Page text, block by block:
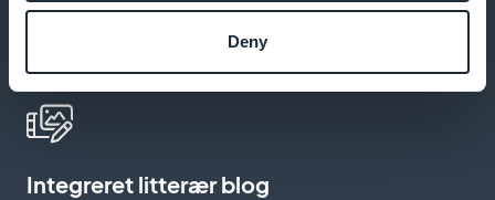
Deny
Mind læserne om at købe glemte bøger i deres kurve
Integreret litterær blog